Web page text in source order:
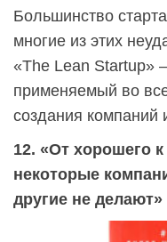
Большинство
многие из этих
«The Lean Startup»
применяемый во
создания компаний
12. «От хорошего
некоторые
другие не